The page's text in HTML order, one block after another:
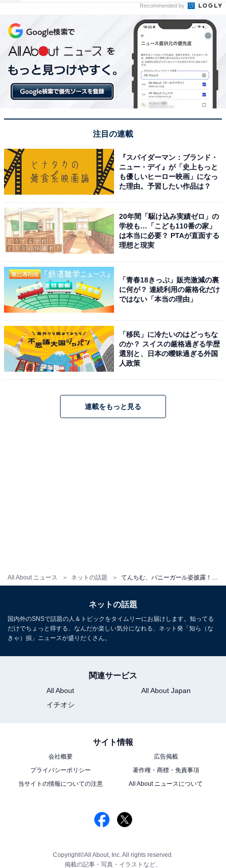
All About ニュース ネットの話題 てんちむ、バニーガール姿披露！ 「てんちむちゃん痩せた！ぷにぷにも可愛いし痩せても可愛い」
Recommended by
注目の連載
『スパイダーマン：ブランド・
ニュー・デイ』が「史上もっと
も優しいヒーロー映画」になっ
た理由。予習したい作品は？
20年間「駆け込み実績ゼロ」の
学校も…「こども110番の家」
は本当に必要？ PTAが直面する
理想と現実
「青春18きっぷ」販売激減の裏
に何が？ 連続利用の厳格化だけ
ではない「本当の理由」
「移民」に冷たいのはどっちな
のか？ スイスの厳格過ぎる学歴
選別と、日本の曖昧過ぎる外国
人政策
連載をもっと見る
ネットの話題
国内外のSNSで話題の人＆トピックをタイムリーにお届けします。知ってる
だけでちょっと得する、なんだか楽しい気分になれる、ネット発「知ら（な
きゃ）損」ニュースが盛りだくさん。
関連サービス
All About
All About Japan
イチオシ
サイト情報
会社概要
広告掲載
プライバシーポリシー
著作権・商標・免責事項
当サイトの情報についての注意
All About ニュースについて
Copyright©All About, Inc. All rights reserved.
掲載の記事・写真・イラストなど、